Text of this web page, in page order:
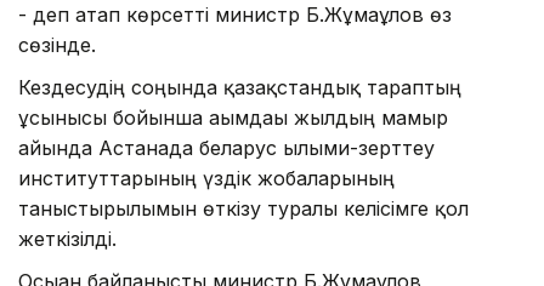
- деп атап көрсетті министр Б.Жұмағұлов өз
сөзінде.
Кездесудің соңында қазақстандық тараптың
ұсынысы бойынша ағымдағы жылдың мамыр
айында Астанада беларус ғылыми-зерттеу
институттарының үздік жобаларының
таныстырылымын өткізу туралы келісімге қол
жеткізілді.
Осыған байланысты министр Б.Жұмағұлов